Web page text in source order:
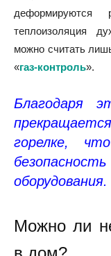
деформируются
теплоизоляция
можно считать
«газ-контроль».
Благодаря
горелке,
оборудования.
Можно ли